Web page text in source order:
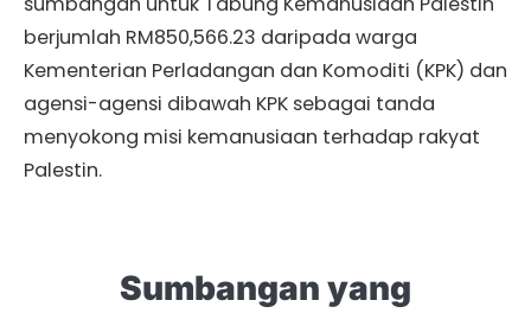
berjumlah RM850,566.23 daripada warga
Kementerian Perladangan dan Komoditi (KPK) dan
agensi-agensi dibawah KPK sebagai tanda
menyokong misi kemanusiaan terhadap rakyat
Palestin.
Sumbangan yang